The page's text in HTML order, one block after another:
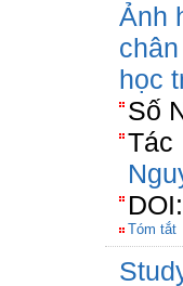
Ảnh
học
Số
DOI:
Tóm tắt